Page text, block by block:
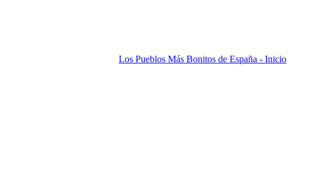
Los Pueblos Más Bonitos de España - Inicio